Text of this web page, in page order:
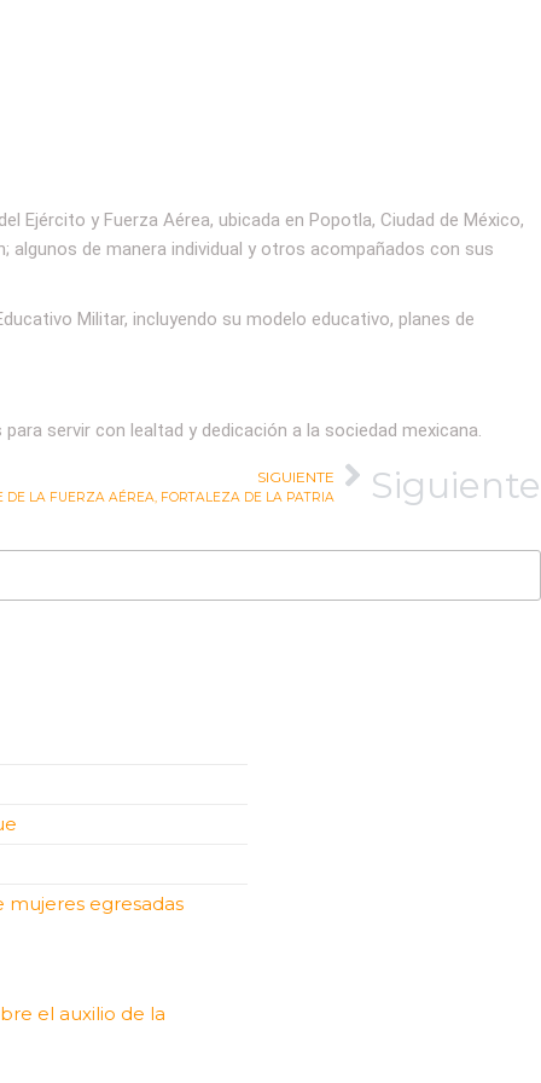
Ejército y Fuerza Aérea, ubicada en Popotla, Ciudad de México,
de manera individual y otros acompañados con sus
Militar, incluyendo su modelo educativo, planes de
servir con lealtad y dedicación a la sociedad mexicana.
SIGUIENTE
DE LA FUERZA AÉREA, FORTALEZA DE LA PATRIA Siguiente
mujeres egresadas
el auxilio de la